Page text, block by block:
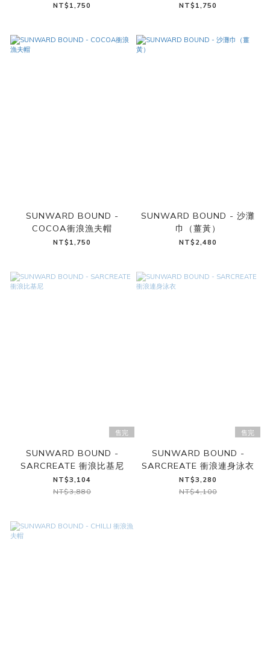
NT$1,750 NT$1,750
SUNWARD BOUND -
COCOA衝浪漁夫帽
NT$1,750
SUNWARD BOUND - 沙灘
巾（薑黃）
NT$2,480
售完
SUNWARD BOUND -
SARCREATE 衝浪比基尼
NT$3,104
NT$3,880
售完
SUNWARD BOUND -
SARCREATE 衝浪連身泳衣
NT$3,280
NT$4,100